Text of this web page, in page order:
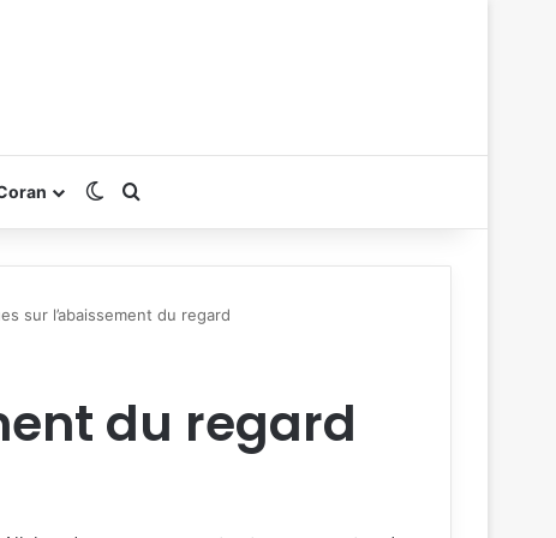
Switch skin
sur l’abaissement du regard
du regard